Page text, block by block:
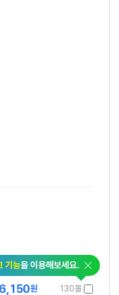
기능을 이용해보세요.
130몰
원